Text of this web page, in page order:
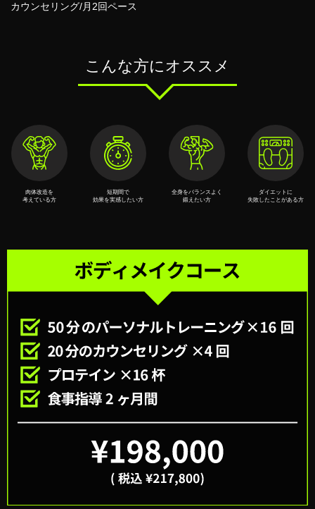
カウンセリング/月2回ペース
こんな方にオススメ
⾁体改造を
考えている⽅
短期間で
効果を実感したい⽅
全⾝をバランスよく
鍛えたい⽅
ダイエットに
失敗したことがある⽅